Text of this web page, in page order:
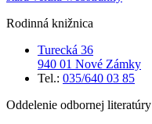
Rodinná knižnica
Turecká 36
940 01 Nové Zámky
Tel.: 035/640 03 85
Oddelenie odbornej literatúry